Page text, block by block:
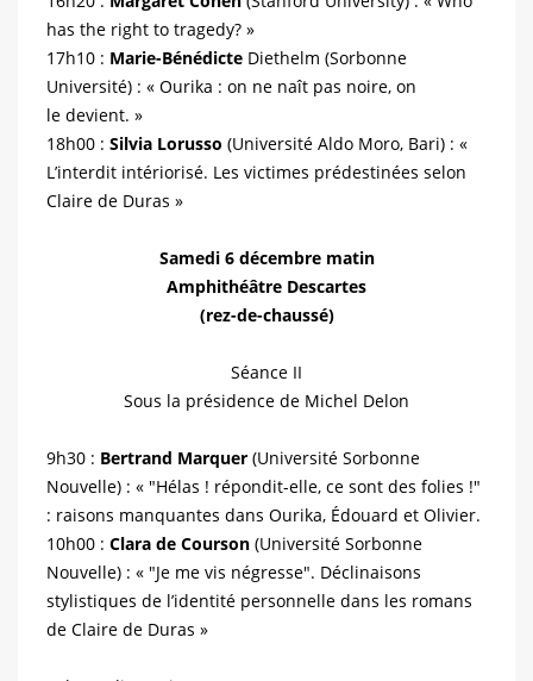
has the right to tragedy? »
17h10 : Marie-Bénédicte Diethelm (Sorbonne
Université) : « Ourika : on ne naît pas noire, on
le devient. »
18h00 : Silvia Lorusso (Université Aldo Moro, Bari) : «
L’interdit intériorisé. Les victimes prédestinées selon
Claire de Duras »
Samedi 6 décembre matin
Amphithéâtre Descartes
(rez-de-chaussé)
Séance II
Sous la présidence de Michel Delon
9h30 : Bertrand Marquer (Université Sorbonne
Nouvelle) : « "Hélas ! répondit-elle, ce sont des folies !"
: raisons manquantes dans Ourika, Édouard et Olivier.
10h00 : Clara de Courson (Université Sorbonne
Nouvelle) : « "Je me vis négresse". Déclinaisons
stylistiques de l’identité personnelle dans les romans
de Claire de Duras »